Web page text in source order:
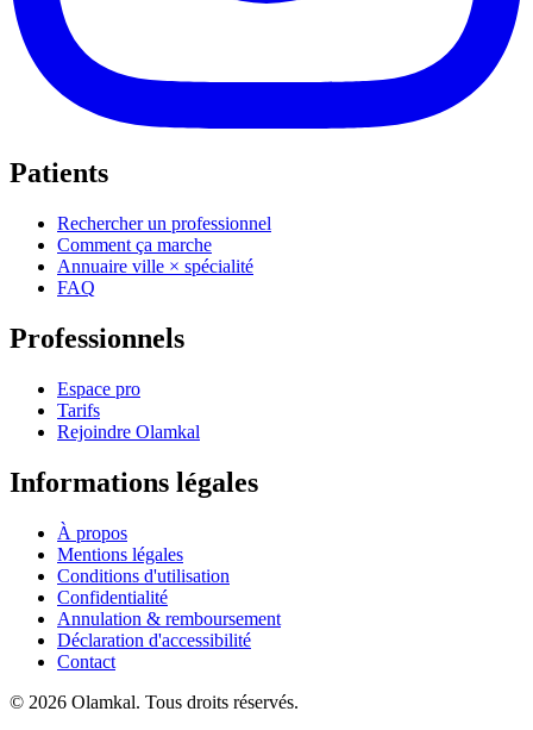
Patients
Rechercher un professionnel
Comment ça marche
Annuaire ville × spécialité
FAQ
Professionnels
Espace pro
Tarifs
Rejoindre Olamkal
Informations légales
À propos
Mentions légales
Conditions d'utilisation
Confidentialité
Annulation & remboursement
Déclaration d'accessibilité
Contact
© 2026 Olamkal. Tous droits réservés.